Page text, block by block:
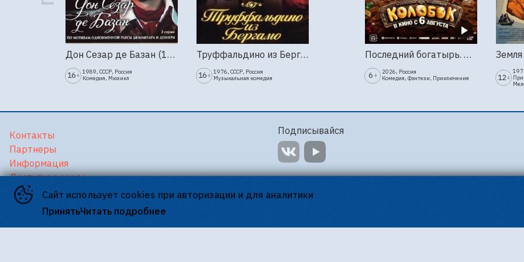
Дон Сезар де Базан (1989г., Ленфильм, 2 серии)
16+ 1989, СССР, Россия
Комедия, Мюзикл
Труффальдино из Бергамо (1976г., Ленфильм, 2 серии)
16+ 1976, СССР, Россия
Музыкальная комедия
Последний богатырь. Колобок
6 +
2026, Россия
Комедия, Фэнтези, Приключения
12+
Сайт использует cookies при авторизации и для аналитики
ПринятьЧитать подробнее
Контакты
Партнеры
Информация
Доступная среда
Версия для слабовидящих
Подписывайся